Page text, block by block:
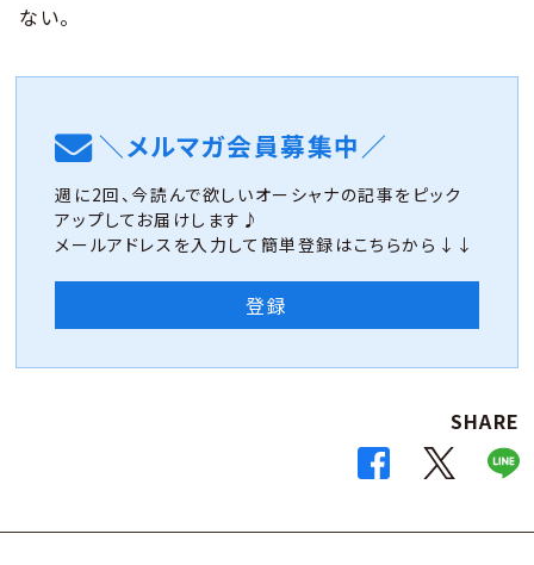
ない。
＼メルマガ会員募集中／
週に2回、今読んで欲しいオーシャナの記事をピック
アップしてお届けします♪
メールアドレスを入力して簡単登録はこちらから↓↓
登録
SHARE